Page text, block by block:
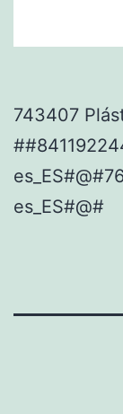
743407
es_ES#@#